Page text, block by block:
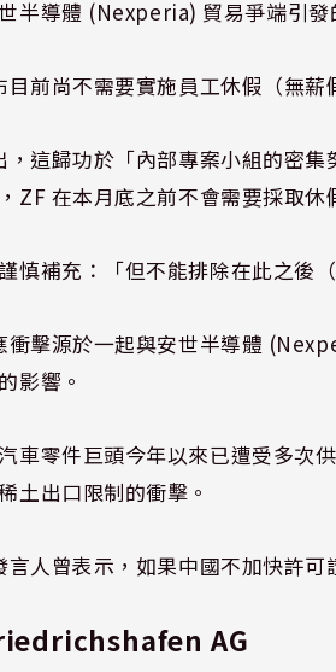
半導體 (Nexperia) 貿易爭端引
前尚不需要實施員工休假（無薪
，這歸功於「內部專案小組的密
ZF 在本月底之前不會需要採取休
慎補充：「但不能排除在此之後
衝擊源於一起與安世半導體
影響。
車零件巨頭今年以來已遭受多次
土出口限制的衝擊。
言人曾表示，如果中國不加快許
AG